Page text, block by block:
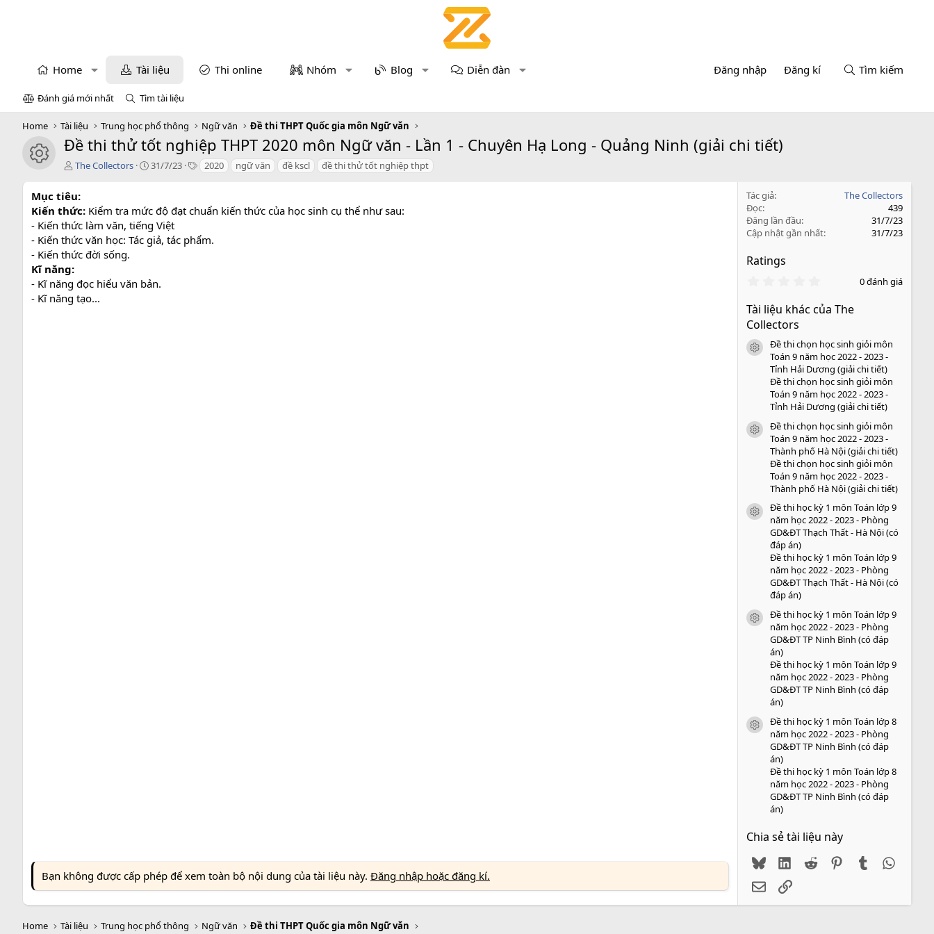
Home Tài liệu Thi online Nhóm Blog Diễn đàn Đăng nhập Đăng kí Tìm kiếm
Đánh giá mới nhất Tìm tài liệu
Home Tài liệu Trung học phổ thông Ngữ văn Đề thi THPT Quốc gia môn Ngữ văn
icon tài liệu
Đề thi thử tốt nghiệp THPT 2020 môn Ngữ văn - Lần 1 - Chuyên Hạ Long - Quảng Ninh (giải chi tiết)
T
g
i
ả
The Collectors
C
t
i
o
a
t
31/7/23
T 2020 ngữ văn đề kscl đề thi thử tốt nghiệp thpt
Mục tiêu:
Kiến thức: Kiểm tra mức độ đạt chuẩn kiến thức của học sinh cụ thể như sau:
- Kiến thức làm văn, tiếng Việt
- Kiến thức văn học: Tác giả, tác phẩm.
- Kiến thức đời sống.
Kĩ năng:
- Kĩ năng đọc hiểu văn bản.
- Kĩ năng tạo...
Bạn không được cấp phép để xem toàn bộ nội dung của tài liệu này. Đăng nhập hoặc đăng kí.
Tác giả
The Collectors
Đọc
439
Đăng lần đầu
31/7/23
Cập nhật gần nhất
31/7/23
Ratings
0
0
o
0 đánh giá
Tài liệu khác của The
Collectors
icon tài liệu
Đề thi chọn học sinh giỏi môn
Toán 9 năm học 2022 - 2023 -
Tỉnh Hải Dương (giải chi tiết)
Đề thi chọn học sinh giỏi môn
Toán 9 năm học 2022 - 2023 -
Tỉnh Hải Dương (giải chi tiết)
icon tài liệu
Đề thi chọn học sinh giỏi môn
Toán 9 năm học 2022 - 2023 -
Thành phố Hà Nội (giải chi tiết)
Đề thi chọn học sinh giỏi môn
Toán 9 năm học 2022 - 2023 -
Thành phố Hà Nội (giải chi tiết)
icon tài liệu
Đề thi học kỳ 1 môn Toán lớp 9
năm học 2022 - 2023 - Phòng
GD&ĐT Thạch Thất - Hà Nội (có
đáp án)
Đề thi học kỳ 1 môn Toán lớp 9
năm học 2022 - 2023 - Phòng
GD&ĐT Thạch Thất - Hà Nội (có
đáp án)
icon tài liệu
Đề thi học kỳ 1 môn Toán lớp 9
năm học 2022 - 2023 - Phòng
GD&ĐT TP Ninh Bình (có đáp
án)
Đề thi học kỳ 1 môn Toán lớp 9
năm học 2022 - 2023 - Phòng
GD&ĐT TP Ninh Bình (có đáp
án)
icon tài liệu
Đề thi học kỳ 1 môn Toán lớp 8
năm học 2022 - 2023 - Phòng
GD&ĐT TP Ninh Bình (có đáp
án)
Đề thi học kỳ 1 môn Toán lớp 8
năm học 2022 - 2023 - Phòng
GD&ĐT TP Ninh Bình (có đáp
án)
Chia sẻ tài liệu này
BlueskyLinkedIn
Reddit PinterestTumblr
EmailLink
Home Tài liệu Trung học phổ thông Ngữ văn Đề thi THPT Quốc gia môn Ngữ văn